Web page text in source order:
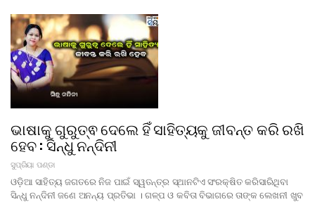
ଭାଷାକୁ ଗୁରୁତ୍ଵ ଦେଲେ ହିଁ ସାହିତ୍ୟକୁ ଜୀବନ୍ତ କରି ରଖି
ହେବ : ସିନ୍ଧୁ ନନ୍ଦିନୀ
ସୁପ୍ରିୟା ପଣ୍ଡା
ଓଡ଼ିଆ ସାହିତ୍ୟ ଜଗତରେ ନିଜ ପାଇଁ ସ୍ୱତନ୍ତ୍ର ସ୍ଥାନଟିଏ ସଂରକ୍ଷିତ କରିସାରିଥିବା
ସିନ୍ଧୁ ନନ୍ଦିନୀ ଜଣେ ଅନନ୍ୟ ପ୍ରତିଭା । ଗଳ୍ପ ଓ କବିତା ବିଭାଗରେ ତାଙ୍କ ଲେଖନୀ ଖୁବ